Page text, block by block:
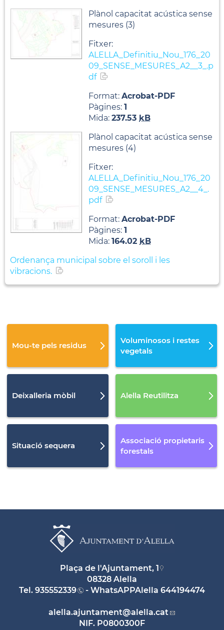
Plànol capacitat acústica sense
mesures (3)
Fitxer:
ALELLA_Definitiu_Nou_176_20
09_SENSE_MESURES_A2__3_.p
df
Format: Acrobat-PDF
Pàgines: 1
Mida: 237.53 kB
Plànol capacitat acústica sense
mesures (4)
Fitxer:
ALELLA_Definitiu_Nou_176_20
09_SENSE_MESURES_A2__4_.
pdf
Format: Acrobat-PDF
Pàgines: 1
Mida: 164.02 kB
Ordenança municipal sobre el soroll i les
vibracions.
Mou-te pels residus
Voluminosos i restes
vegetals
Deixalleria mòbil Alella Reutilitza
Situació sequera
Associació propietaris
forestals
Plaça de l'Ajuntament, 1
08328 Alella
Tel. 935552339 - WhatsAPPAlella 644194474
alella.ajuntament@alella.cat
NIF. P0800300F